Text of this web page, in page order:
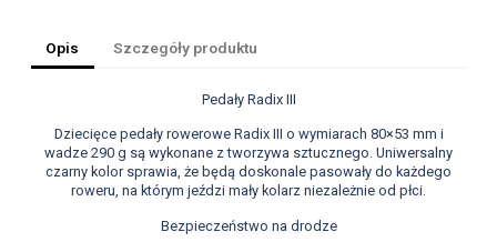
Opis Szczegóły produktu
Pedały Radix III
Dziecięce pedały rowerowe Radix III o wymiarach 80×53 mm i
wadze 290 g są wykonane z tworzywa sztucznego. Uniwersalny
czarny kolor sprawia, że będą doskonale pasowały do każdego
roweru, na którym jeździ mały kolarz niezależnie od płci.
Bezpieczeństwo na drodze